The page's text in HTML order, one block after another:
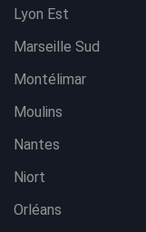
Lyon Est
Marseille Sud
Montélimar
Moulins
Nantes
Niort
Orléans